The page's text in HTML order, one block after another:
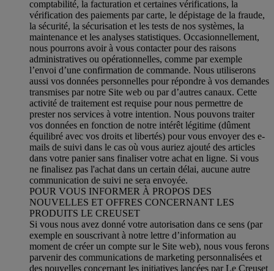
comptabilité, la facturation et certaines vérifications, la
vérification des paiements par carte, le dépistage de la fraude,
la sécurité, la sécurisation et les tests de nos systèmes, la
maintenance et les analyses statistiques. Occasionnellement,
nous pourrons avoir à vous contacter pour des raisons
administratives ou opérationnelles, comme par exemple
l’envoi d’une confirmation de commande. Nous utiliserons
aussi vos données personnelles pour répondre à vos demandes
transmises par notre Site web ou par d’autres canaux. Cette
activité de traitement est requise pour nous permettre de
prester nos services à votre intention. Nous pouvons traiter
vos données en fonction de notre intérêt légitime (dûment
équilibré avec vos droits et libertés) pour vous envoyer des e-
mails de suivi dans le cas où vous auriez ajouté des articles
dans votre panier sans finaliser votre achat en ligne. Si vous
ne finalisez pas l'achat dans un certain délai, aucune autre
communication de suivi ne sera envoyée.
POUR VOUS INFORMER À PROPOS DES
NOUVELLES ET OFFRES CONCERNANT LES
PRODUITS LE CREUSET
Si vous nous avez donné votre autorisation dans ce sens (par
exemple en souscrivant à notre lettre d’information au
moment de créer un compte sur le Site web), nous vous ferons
parvenir des communications de marketing personnalisées et
des nouvelles concernant les initiatives lancées par Le Creuset